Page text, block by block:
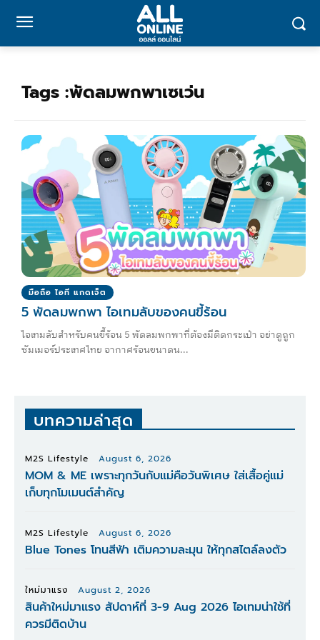
Tags :พัดลมพกพาเซเว่น
มือถือ ไอที แกดเจ็ต
5 พัดลมพกพา ไอเทมลับของคนขี้ร้อน
ไอเทมลับสำหรับคนขี้ร้อน 5 พัดลมพกพาที่ต้องมีติดกระเป๋า อย่าดูถูก
ซัมเมอร์ประเทศไทย อากาศร้อนขนาดน...
บทความล่าสุด
M2S Lifestyle August 6, 2026
MOM & ME เพราะทุกวันกับแม่คือวันพิเศษ ใส่เสื้อคู่แม่
เก็บทุกโมเมนต์สำคัญ
M2S Lifestyle August 6, 2026
Blue Tones โทนสีฟ้า เติมความละมุน ให้ทุกสไตล์ลงตัว
ใหม่มาแรง August 2, 2026
สินค้าใหม่มาแรง สัปดาห์ที่ 3-9 Aug 2026 ไอเทมน่าใช้ที่
ควรมีติดบ้าน